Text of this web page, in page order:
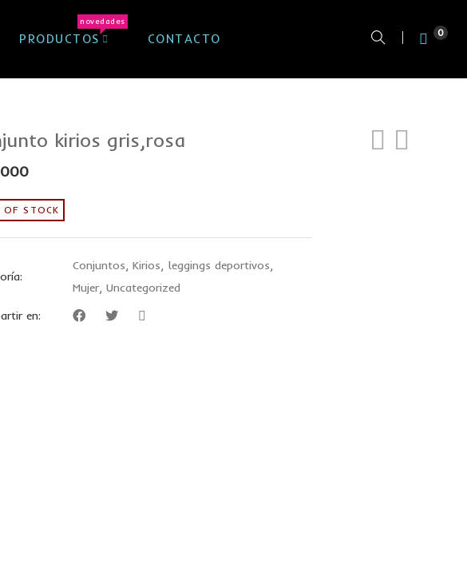
PRODUCTOS
novedades
CONTACTO 0
kirios gris,rosa
STOCK
Conjuntos, Kirios, leggings deportivos,
Mujer, Uncategorized
en: